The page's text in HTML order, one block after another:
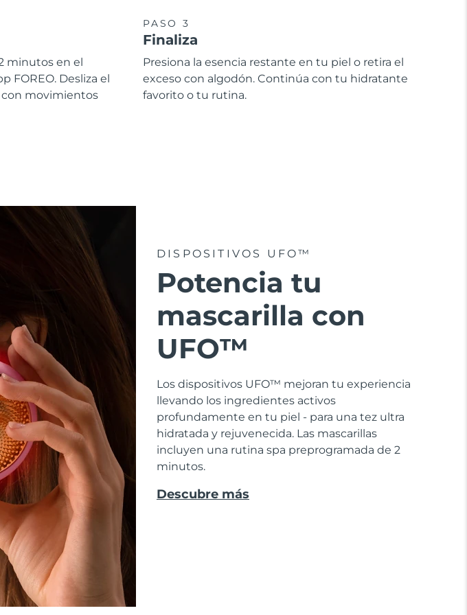
minutos en el
FOREO. Desliza el
movimientos
PASO 3
Finaliza
Presiona la esencia restante en tu piel o retira el
exceso con algodón. Continúa con tu hidratante
favorito o tu rutina.
DISPOSITIVOS UFO™
Potencia tu
mascarilla con
UFO™
Los dispositivos UFO™ mejoran tu experiencia
llevando los ingredientes activos
profundamente en tu piel - para una tez ultra
hidratada y rejuvenecida. Las mascarillas
incluyen una rutina spa preprogramada de 2
minutos.
Descubre más